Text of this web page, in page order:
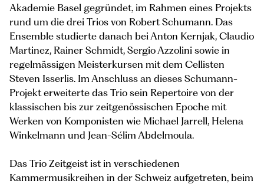
Akademie Basel gegründet, im Rahmen eines Projekts
rund um die drei Trios von Robert Schumann. Das
Ensemble studierte danach bei Anton Kernjak, Claudio
Martinez, Rainer Schmidt, Sergio Azzolini sowie in
regelmässigen Meisterkursen mit dem Cellisten
Steven Isserlis. Im Anschluss an dieses Schumann-
Projekt erweiterte das Trio sein Repertoire von der
klassischen bis zur zeitgenössischen Epoche mit
Werken von Komponisten wie Michael Jarrell, Helena
Winkelmann und Jean-Sélim Abdelmoula.
Das Trio Zeitgeist ist in verschiedenen
Kammermusikreihen in der Schweiz aufgetreten, beim